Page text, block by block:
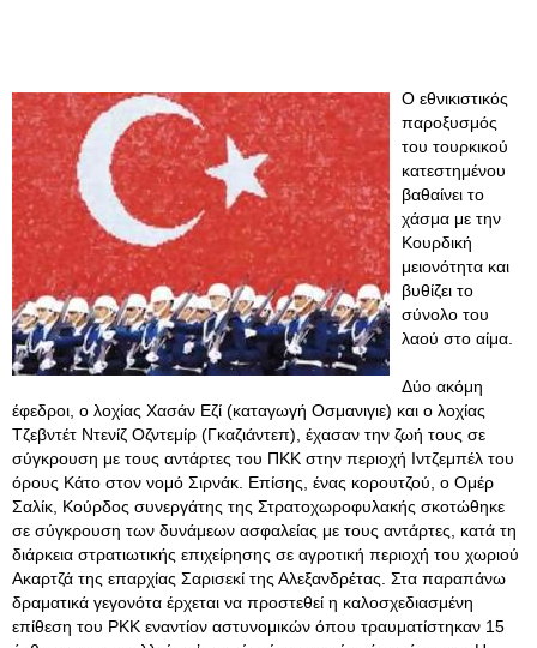
Ο εθνικιστικός
παροξυσμός
του τουρκικού
κατεστημένου
βαθαίνει το
χάσμα με την
Κουρδική
μειονότητα και
βυθίζει το
σύνολο του
λαού στο αίμα.
Δύο ακόμη
έφεδροι, ο λοχίας Χασάν Εζί (καταγωγή Οσμανιγιε) και ο λοχίας
Τζεβντέτ Ντενίζ Οζντεμίρ (Γκαζιάντεπ), έχασαν την ζωή τους σε
σύγκρουση με τους αντάρτες του ΠΚΚ στην περιοχή Ιντζεμπέλ του
όρους Κάτο στον νομό Σιρνάκ. Επίσης, ένας κορουτζού, ο Ομέρ
Σαλίκ, Κούρδος συνεργάτης της Στρατοχωροφυλακής σκοτώθηκε
σε σύγκρουση των δυνάμεων ασφαλείας με τους αντάρτες, κατά τη
διάρκεια στρατιωτικής επιχείρησης σε αγροτική περιοχή του χωριού
Ακαρτζά της επαρχίας Σαρισεκί της Αλεξανδρέτας. Στα παραπάνω
δραματικά γεγονότα έρχεται να προστεθεί η καλοσχεδιασμένη
επίθεση του PKK εναντίον αστυνομικών όπου τραυματίστηκαν 15